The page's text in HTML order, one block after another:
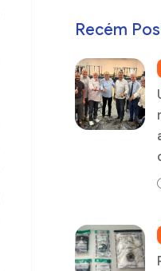
Recém